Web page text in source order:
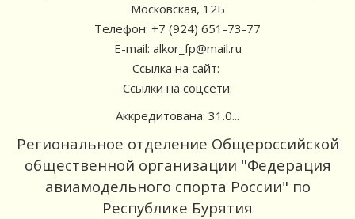
Московская, 12Б
Телефон: +7 (924) 651-73-77
E-mail: alkor_fp@mail.ru
Ссылка на сайт:
Ссылки на соцсети:
Аккредитована: 31.0...
Региональное отделение Общероссийской
общественной организации "Федерация
авиамодельного спорта России" по
Республике Бурятия